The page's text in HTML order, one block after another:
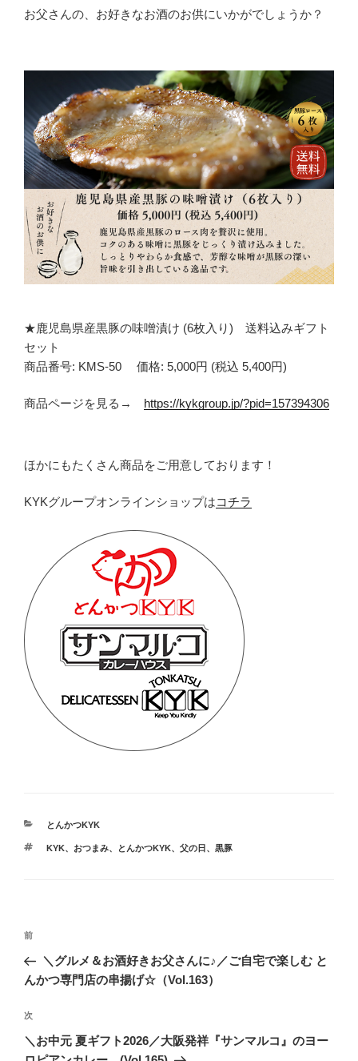
お父さんの、お好きなお酒のお供にいかがでしょうか？
★鹿児島県産黒豚の味噌漬け (6枚入り) 送料込みギフト
セット
商品番号: KMS-50 価格: 5,000円 (税込 5,400円)
商品ページを見る→ https://kykgroup.jp/?pid=157394306
ほかにもたくさん商品をご用意しております！
KYKグループオンラインショップはコチラ
カ
ゴ
とんかつKYK
タ
KYK、 おつまみ、 とんかつKYK、 父の日 、 黒豚
投
ナ
ゲ
ー
前
の
投
前
＼グルメ＆お酒好きお父さんに♪／ご自宅で楽しむ と
んかつ専門店の串揚げ☆（Vol.163）
次
の
投
次
＼お中元 夏ギフト2026／大阪発祥『サンマルコ』のヨー